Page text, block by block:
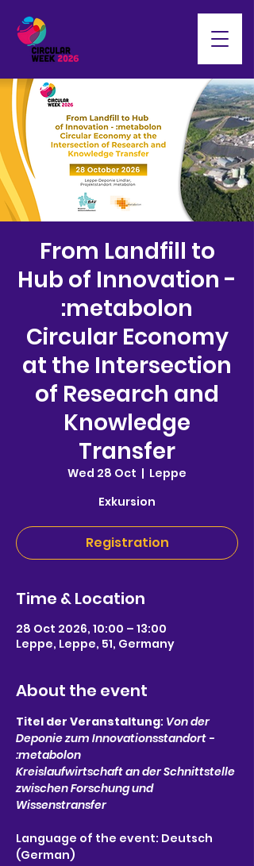
From Landfill to
Hub of Innovation -
:metabolon
Circular Economy
at the Intersection
of Research and
Knowledge
Transfer
Wed 28 Oct
  |
Leppe
Exkursion
Registration
Time & Location
28 Oct 2026, 10:00 – 13:00
Leppe, Leppe, 51, Germany
About the event
Titel der Veranstaltung: Von der
Deponie zum Innovationsstandort -
:metabolon
Kreislaufwirtschaft an der Schnittstelle
zwischen Forschung und
Wissenstransfer
Language of the event: Deutsch
(German)